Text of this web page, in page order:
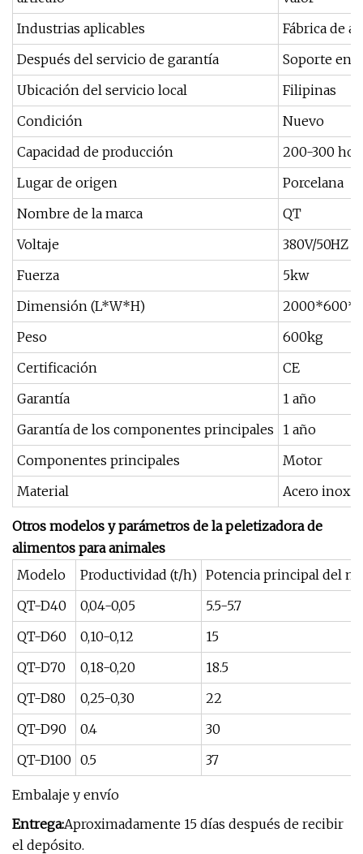
Industrias aplicables
Fábrica de
Después del servicio de garantía
Soporte en
Ubicación del servicio local
Filipinas
Condición
Nuevo
Capacidad de producción
200-300
Lugar de origen
Porcelana
Nombre de la marca
QT
Voltaje
380V/50HZ
Fuerza
5kw
Dimensión (L*W*H)
Peso
600kg
Certificación
CE
Garantía
1 año
Garantía de los componentes principales
1 año
Componentes principales
Motor
Material
Acero
Otros modelos y parámetros de la peletizadora de
alimentos para animales
Modelo
Productividad (t/h) Potencia principal del
QT-D40
0,04-0,05
5.5-5.7
QT-D60
0,10-0,12
15
QT-D70
0,18-0,20
18.5
QT-D80
0,25-0,30
22
QT-D90
0.4
30
QT-D100 0.5 37
Embalaje y envío
Entrega:Aproximadamente 15 días después de recibir
el depósito.